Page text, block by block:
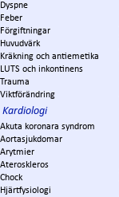
Dyspne
Feber
Förgiftningar
Huvudvärk
Kräkning och antiemetika
LUTS och inkontinens
Trauma
Viktförändring
Kardiologi
Akuta koronara syndrom
Aortasjukdomar
Arytmier
Ateroskleros
Chock
Hjärtfysiologi